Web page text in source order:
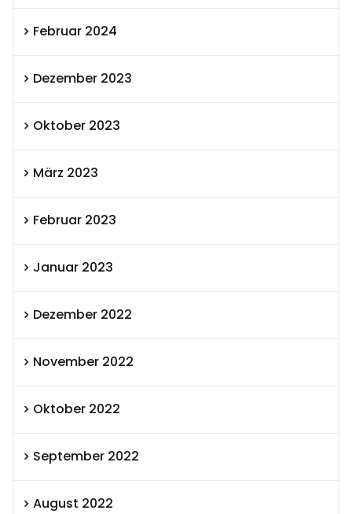
Februar 2024
Dezember 2023
Oktober 2023
März 2023
Februar 2023
Januar 2023
Dezember 2022
November 2022
Oktober 2022
September 2022
August 2022